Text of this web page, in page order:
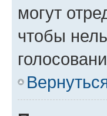
могут
чтобы